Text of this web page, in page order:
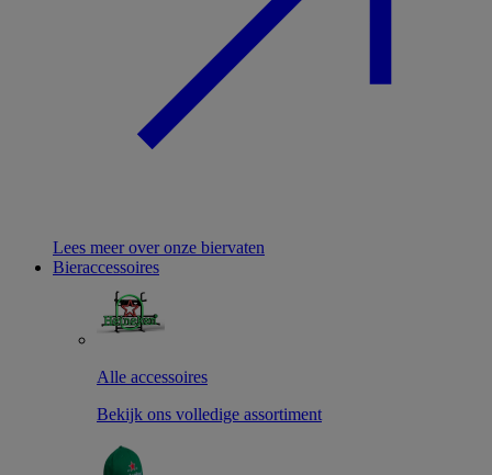
Lees meer over onze biervaten
Bieraccessoires
Alle accessoires
Bekijk ons volledige assortiment